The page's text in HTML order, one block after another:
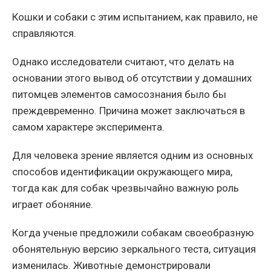
Кошки и собаки с этим испытанием, как правило, не
справляются.
Однако исследователи считают, что делать на
основании этого вывод об отсутствии у домашних
питомцев элементов самосознания было бы
преждевременно. Причина может заключаться в
самом характере эксперимента.
Для человека зрение является одним из основных
способов идентификации окружающего мира,
тогда как для собак чрезвычайно важную роль
играет обоняние.
Когда ученые предложили собакам своеобразную
обонятельную версию зеркального теста, ситуация
изменилась. Животные демонстрировали